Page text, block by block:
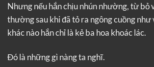
Nhưng nếu hắn chịu nhún nhường, từ bỏ
thường sau khi đã tỏ ra ngông cuồng như
khác nào hắn chỉ là kẻ ba hoa khoác lác.
Đó là những gì nàng ta nghĩ.